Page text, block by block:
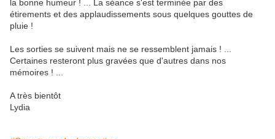
la bonne humeur ! ... La séance s'est terminée par des
étirements et des applaudissements sous quelques gouttes de
pluie !
Les sorties se suivent mais ne se ressemblent jamais ! ...
Certaines resteront plus gravées que d'autres dans nos
mémoires ! ...
A très bientôt
Lydia